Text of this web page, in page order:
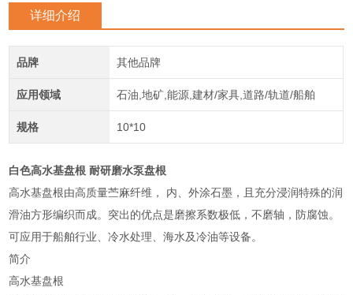
详细介绍
品牌 其他品牌
应用领域 石油,地矿,能源,建材/家具,道路/轨道/船舶
规格 10*10
白色高水基盘根 耐研磨水泵盘根
高水基盘根由高质量苎麻纤维， 内、外涂石墨，且充分浸润特殊的润
滑油方形编织而成。突出的优点是磨擦系数极低，不磨轴，防腐蚀。
可应用于船舶行业、冷水处理、海水及冷油等设备。
简介
高水基盘根